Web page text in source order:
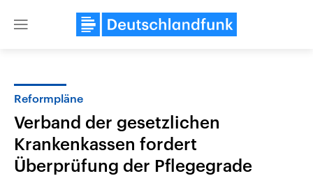
Close
Reformpläne
Verband der gesetzlichen
Krankenkassen fordert
Überprüfung der Pflegegrade